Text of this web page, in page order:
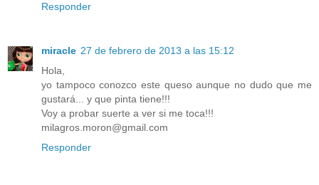
Responder
miracle 27 de febrero de 2013 a las 15:12
Hola,
yo tampoco conozco este queso aunque no dudo que me
gustará... y que pinta tiene!!!
Voy a probar suerte a ver si me toca!!!
milagros.moron@gmail.com
Responder